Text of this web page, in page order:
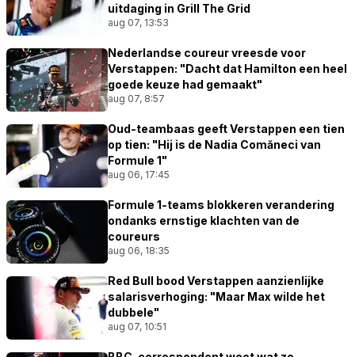
uitdaging in Grill The Grid
aug 07, 13:53
Nederlandse coureur vreesde voor
Verstappen: "Dacht dat Hamilton een heel
goede keuze had gemaakt"
aug 07, 8:57
Oud-teambaas geeft Verstappen een tien
op tien: "Hij is de Nadia Comăneci van
Formule 1"
aug 06, 17:45
Formule 1-teams blokkeren verandering
ondanks ernstige klachten van de
coureurs
aug 06, 18:35
Red Bull bood Verstappen aanzienlijke
salarisverhoging: "Maar Max wilde het
dubbele"
aug 07, 10:51